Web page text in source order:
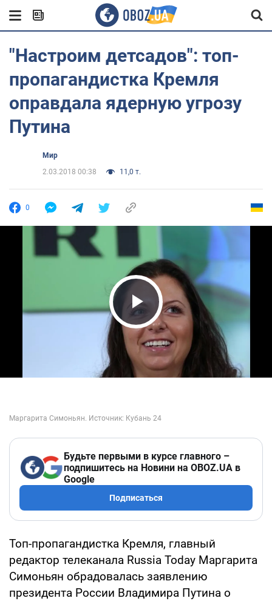
"Настроим детсадов": топ-
пропагандистка Кремля
оправдала ядерную угрозу
Путина
Мир
2.03.2018 00:38
11,0 т.
0
Play Video
Будьте первыми в курсе главного –
подпишитесь на Новини на OBOZ.UA в
Google
Подписаться
Топ-пропагандистка Кремля, главный
редактор телеканала Russia Today Маргарита
Симоньян обрадовалась заявлению
президента России Владимира Путина о